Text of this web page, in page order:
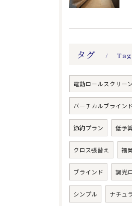
タグ
電動ロールスクリーン
バーチカルブラインド
節約プラン 低予
クロス張替え 福
ブラインド 調光
シンプル ナチュ